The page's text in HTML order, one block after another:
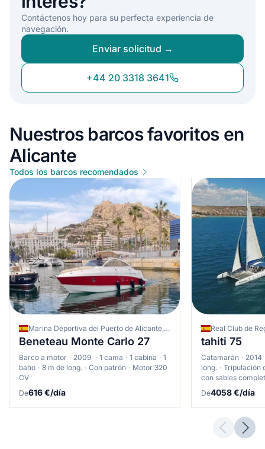
Contáctenos hoy para su perfecta experiencia de
navegación.
Enviar solicitud →
+44 20 3318 3641
Nuestros barcos favoritos en
Alicante
Todos los barcos recomendados
Marina Deportiva del Puerto de Alicante, Alicante, España
Beneteau Monte Carlo 27
Barco a motor 2009 1 cama 1 cabina
1
baño
8 m de long. Con patrón
Motor 320
CV
De616 €/día
tahiti 75
Catamarán
2014
long.
Tripulación
con sables
De4058 €/día